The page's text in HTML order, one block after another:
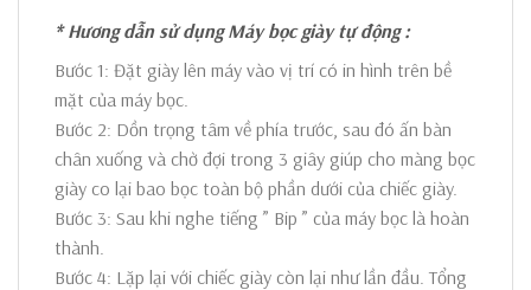
* Hương dẫn sử dụng Máy bọc giày tự động :
Bước 1: Đặt giày lên máy vào vị trí có in hình trên bề
mặt của máy bọc.
Bước 2: Dồn trọng tâm về phía trước, sau đó ấn bàn
chân xuống và chờ đợi trong 3 giây giúp cho màng bọc
giày co lại bao bọc toàn bộ phần dưới của chiếc giày.
Bước 3: Sau khi nghe tiếng ” Bip ” của máy bọc là hoàn
thành.
Bước 4: Lặp lại với chiếc giày còn lại như lần đầu. Tổng